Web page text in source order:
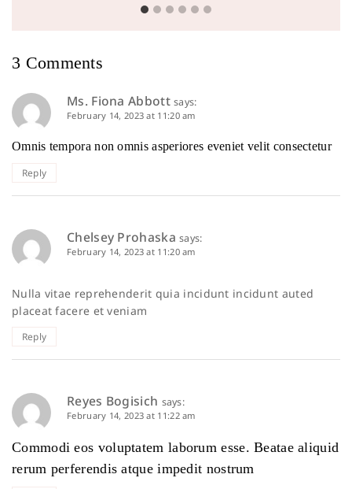
3 Comments
Ms. Fiona Abbott says:
February 14, 2023 at 11:20 am
Omnis tempora non omnis asperiores eveniet velit consectetur
Reply
Chelsey Prohaska says:
February 14, 2023 at 11:20 am
Nulla vitae reprehenderit quia incidunt incidunt auted
placeat facere et veniam
Reply
Reyes Bogisich says:
February 14, 2023 at 11:22 am
Commodi eos voluptatem laborum esse. Beatae aliquid
rerum perferendis atque impedit nostrum